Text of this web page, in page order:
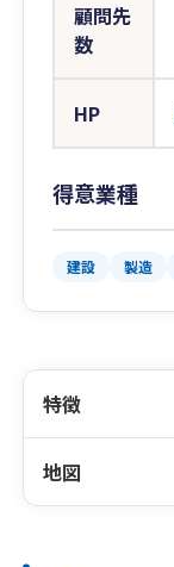
顧問先
数
HP
得意業種
建設 製造
特徴
地図